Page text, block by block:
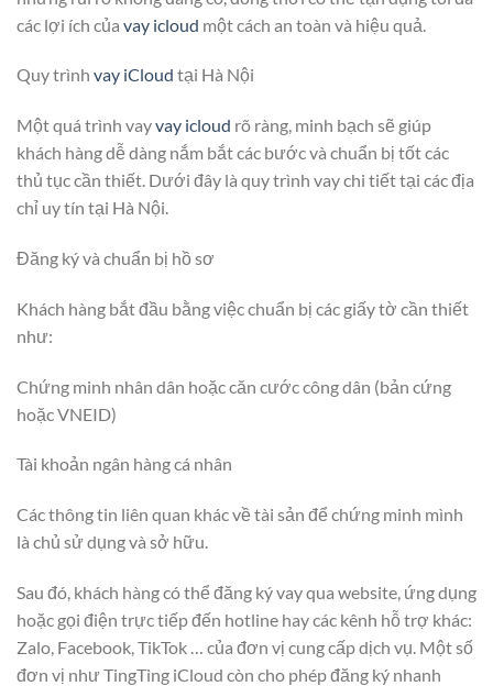
các lợi ích của vay icloud một cách an toàn và hiệu quả.
Quy trình vay iCloud tại Hà Nội
Một quá trình vayvay icloud rõ ràng, minh bạch sẽ giúp
khách hàng dễ dàng nắm bắt các bước và chuẩn bị tốt các
thủ tục cần thiết. Dưới đây là quy trình vay chi tiết tại các địa
chỉ uy tín tại Hà Nội.
Đăng ký và chuẩn bị hồ sơ
Khách hàng bắt đầu bằng việc chuẩn bị các giấy tờ cần thiết
như:
Chứng minh nhân dân hoặc căn cước công dân (bản cứng
hoặc VNEID)
Tài khoản ngân hàng cá nhân
Các thông tin liên quan khác về tài sản để chứng minh mình
là chủ sử dụng và sở hữu.
Sau đó, khách hàng có thể đăng ký vay qua website, ứng dụng
hoặc gọi điện trực tiếp đến hotline hay các kênh hỗ trợ khác:
Zalo, Facebook, TikTok … của đơn vị cung cấp dịch vụ. Một số
đơn vị như TingTing iCloud còn cho phép đăng ký nhanh